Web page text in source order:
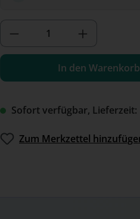
Sofort verfügbar, Lieferzeit:
Produkt Anzahl:
In den Warenkorb
Zum Merkzettel